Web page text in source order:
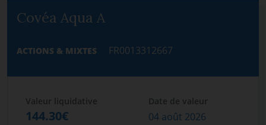
Covéa Aqua A
ACTIONS & MIXTES FR0013312667
Valeur liquidative Date de valeur
144.30€ 04 août 2026